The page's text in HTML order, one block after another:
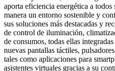
aporta eficiencia energética a todos
manera un entorno sostenible y
sus soluciones más destacadas y
de control de iluminación,
de consumos, todas ellas
nuevas pantallas táctiles,
tales como aplicaciones para
asistentes virtuales gracias a su